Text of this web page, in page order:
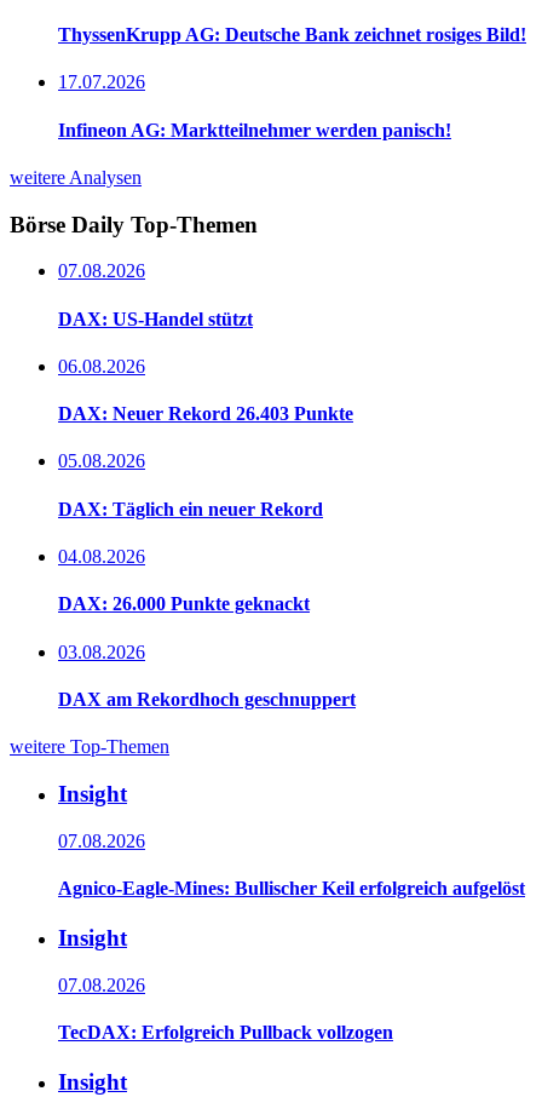
ThyssenKrupp AG: Deutsche Bank zeichnet rosiges Bild!
17.07.2026
Infineon AG: Marktteilnehmer werden panisch!
weitere Analysen
Börse Daily Top-Themen
07.08.2026
DAX: US-Handel stützt
06.08.2026
DAX: Neuer Rekord 26.403 Punkte
05.08.2026
DAX: Täglich ein neuer Rekord
04.08.2026
DAX: 26.000 Punkte geknackt
03.08.2026
DAX am Rekordhoch geschnuppert
weitere Top-Themen
Insight
07.08.2026
Agnico-Eagle-Mines: Bullischer Keil erfolgreich aufgelöst
Insight
07.08.2026
TecDAX: Erfolgreich Pullback vollzogen
Insight